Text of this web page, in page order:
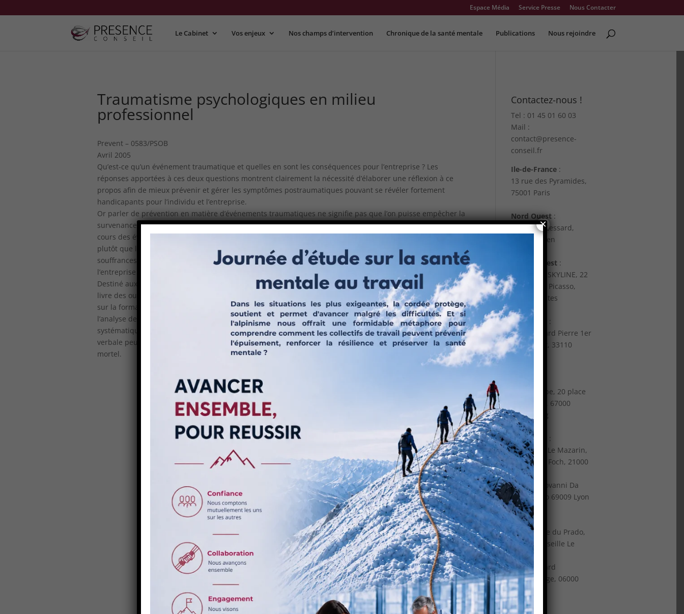
Espace Média Service Presse Nous Contacter
Le Cabinet Vos enjeux Nos champs d’intervention Chronique de la santé mentale Publications Nous rejoindre
Traumatisme psychologiques en milieu
professionnel
Prevent – 0583/PSOB
Avril 2005
Qu’est-ce qu’un événement traumatique et quelles en sont les conséquences pour l’entreprise ? Les
réponses apportées à ces deux questions montrent clairement la nécessité d’élaborer une réflexion à ce
propos afin de mieux prévenir et gérer les symptômes postraumatiques pouvant se révéler fortement
handicapants pour l’individu et l’entreprise.
Or parler de prévention en matière d’événements traumatiques ne signifie pas que l’on puisse empêcher la
survenance d’une crise, ou établir un véritable contrôle sur une situation qui permettrait de modifier le
cours des événements. La prévention dans ce domaine concerne les conséquences humaines des crises
plutôt que la crise elle-même. Elle se situe au niveau de la prévention des impacts humains, des
souffrances, et par conséquent a aussi un effet préventif sur les impacts économiques que subirait
l’entreprise concernée.
Destiné aux chefs d’entreprises, aux membres du CE, du CPPT et de la ligne hiérarchique, cet ouvrage leur
livre des outils pour identifier les victimes et mettre en place une stratégie efficace tout en mettant l’accent
sur la formation et la communication nécessaires dans de telles circonstances. On y trouvera également
l’analyse de quatre cas concrets qui montrent en autres que la densité d’un choc psychologique n’est pas
systématiquement proportionnelle à la gravité physique ou à l’ampleur de l’événement. Une agression
verbale peut en effet avoir autant de conséquences sur un individu que le fait d’avoir assisté à un accident
mortel.
Contactez-nous !
Tel : 01 45 01 60 03
Mail :
contact@presence-
conseil.fr
Ile-de-France :
13 rue des Pyramides,
75001 Paris
Nord Ouest :
72 rue de Lessard,
76100 Rouen
Centre Ouest :
Immeuble SKYLINE, 22
Mail Pablo Picasso,
44000 Nantes
Sud Ouest
:
81 Boulevard Pierre 1er
Le Bouscat, 33110
Tour Europe, 20 place
des Halles, 67000
Strasbourg
Centre Est
:
Immeuble Le Mazarin,
10 avenue Foch, 21000
Dijon
3 place Giovanni Da
Verrazzano 69009 Lyon
Sud Est
165 avenue du Prado,
13008 Marseille Le
Consul
37 Boulevard
Dubouchage, 06000
Nice
×